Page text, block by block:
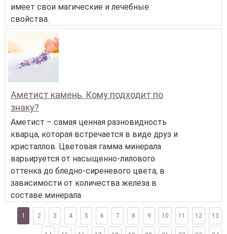
имеет свои магические и лечебные
свойства.
Аметист камень. Кому подходит по
знаку?
Аметист – самая ценная разновидность
кварца, которая встречается в виде друз и
кристаллов. Цветовая гамма минерала
варьируется от насыщенно-лилового
оттенка до бледно-сиреневого цвета, в
зависимости от количества железа в
составе минерала.
1 2 3 4 5 6 7 8 9 10 11 12 13